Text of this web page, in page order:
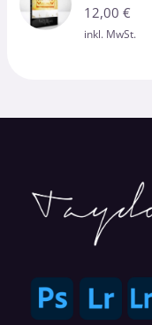
Bewertet
mit
von 5
12,00€
inkl. MwSt.